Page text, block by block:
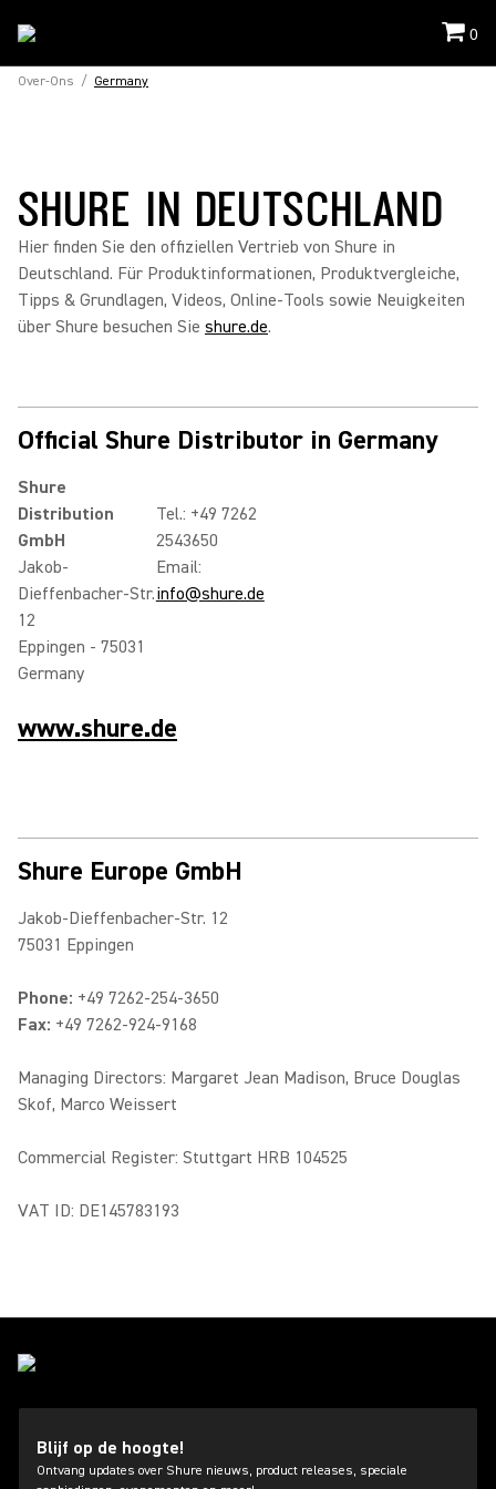
0
Over-Ons / Germany
SHURE IN DEUTSCHLAND
Hier finden Sie den offiziellen Vertrieb von Shure in
Deutschland. Für Produktinformationen, Produktvergleiche,
Tipps & Grundlagen, Videos, Online-Tools sowie Neuigkeiten
über Shure besuchen Sie shure.de.
Official Shure Distributor in Germany
Shure
Distribution
GmbH
Jakob-
Dieffenbacher-Str.
12
Eppingen - 75031
Germany
www.shure.de
Tel.: +49 7262
2543650
Email:
info@shure.de
Shure Europe GmbH
Jakob-Dieffenbacher-Str. 12
75031 Eppingen
Phone: +49 7262-254-3650
Fax: +49 7262-924-9168
Managing Directors: Margaret Jean Madison, Bruce Douglas
Skof, Marco Weissert
Commercial Register: Stuttgart HRB 104525
VAT ID: DE145783193
Blijf op de hoogte!
Ontvang updates over Shure nieuws, product releases, speciale